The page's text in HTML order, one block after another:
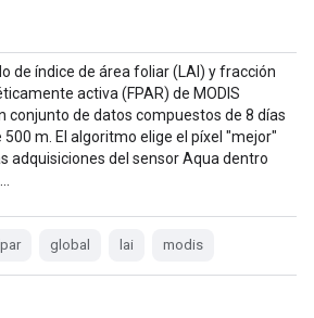
de índice de área foliar (LAI) y fracción
activa (FPAR) de MODIS
conjunto de datos compuestos de 8 días
m. El algoritmo elige el píxel "mejor"
adquisiciones del sensor Aqua dentro
global lai modis